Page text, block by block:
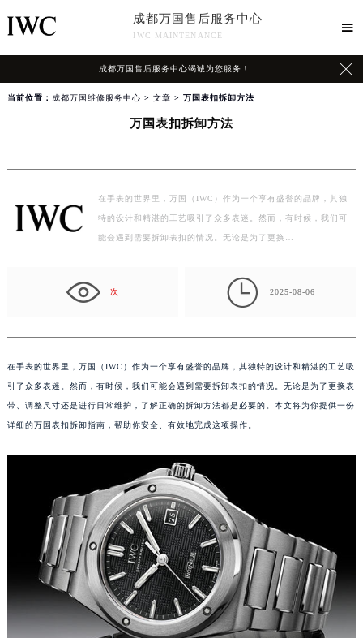
成都万国售后服务中心
IWC MAINTENANCE

成都万国售后服务中心竭诚为您服务！ 
当前位置： 成都万国维修服务中心 > 文章 > 万国表扣拆卸方法
万国表扣拆卸方法
在手表的世界里，万国（IWC）作为一个享有盛誉的品牌，其独
特的设计和精湛的工艺吸引了众多表迷。然而，有时候，我们可
能会遇到需要拆卸表扣的情况。无论是为了更换…
次  2025-08-06
在手表的世界里，万国（IWC）作为一个享有盛誉的品牌，其独特的设计和精湛的工艺吸
引了众多表迷。然而，有时候，我们可能会遇到需要拆卸表扣的情况。无论是为了更换表
带、调整尺寸还是进行日常维护，了解正确的拆卸方法都是必要的。本文将为你提供一份
详细的万国表扣拆卸指南，帮助你安全、有效地完成这项操作。